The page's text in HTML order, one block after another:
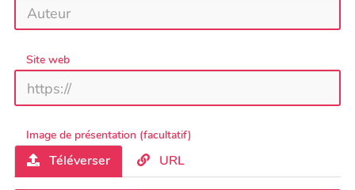
Site web
Image de présentation (facultatif)
Téléverser URL